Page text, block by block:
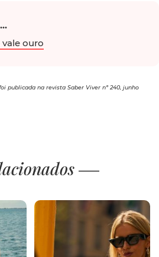
vale ouro
publicada na revista Saber Viver nº 240, junho